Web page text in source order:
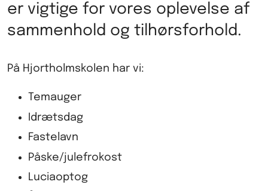
er vigtige for vores oplevelse af
sammenhold og tilhørsforhold.
På Hjortholmskolen har vi:
Temauger
Idrætsdag
Fastelavn
Påske/julefrokost
Luciaoptog